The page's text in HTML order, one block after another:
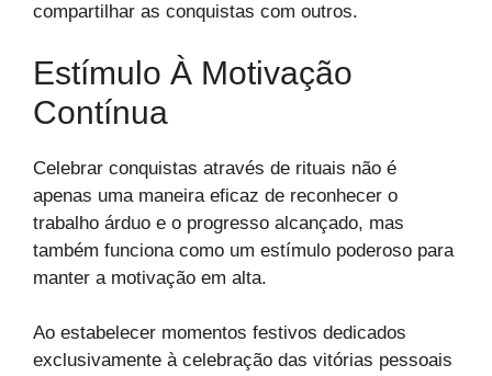
compartilhar as conquistas com outros.
Estímulo À Motivação
Contínua
Celebrar conquistas através de rituais não é
apenas uma maneira eficaz de reconhecer o
trabalho árduo e o progresso alcançado, mas
também funciona como um estímulo poderoso para
manter a motivação em alta.
Ao estabelecer momentos festivos dedicados
exclusivamente à celebração das vitórias pessoais